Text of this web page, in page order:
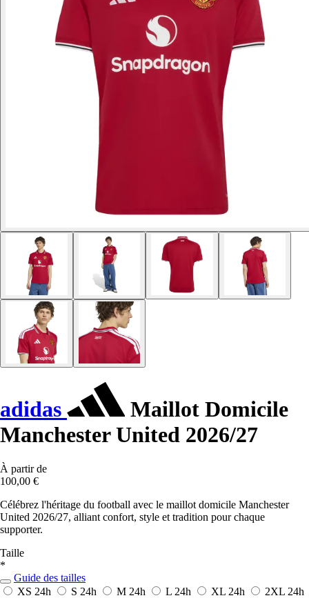
adidas
Maillot Domicile
Manchester United 2026/27
À partir de
100,00 €
Célébrez l'héritage du football avec le maillot domicile Manchester
United 2026/27, alliant confort, style et tradition pour chaque
supporter.
Taille
*
Guide des tailles
XS 24h S 24h M 24h L 24h XL 24h 2XL 24h